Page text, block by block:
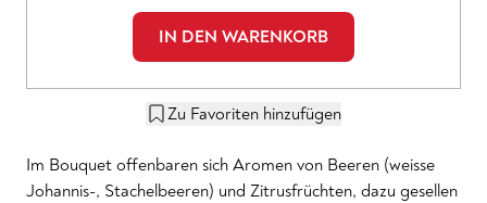
IN DEN WARENKORB
Zu Favoriten hinzufügen
Im Bouquet offenbaren sich Aromen von Beeren (weisse
Johannis-, Stachelbeeren) und Zitrusfrüchten, dazu gesellen